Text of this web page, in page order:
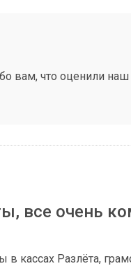
вам, что оценили наш
все очень
в кассах Разлёта,